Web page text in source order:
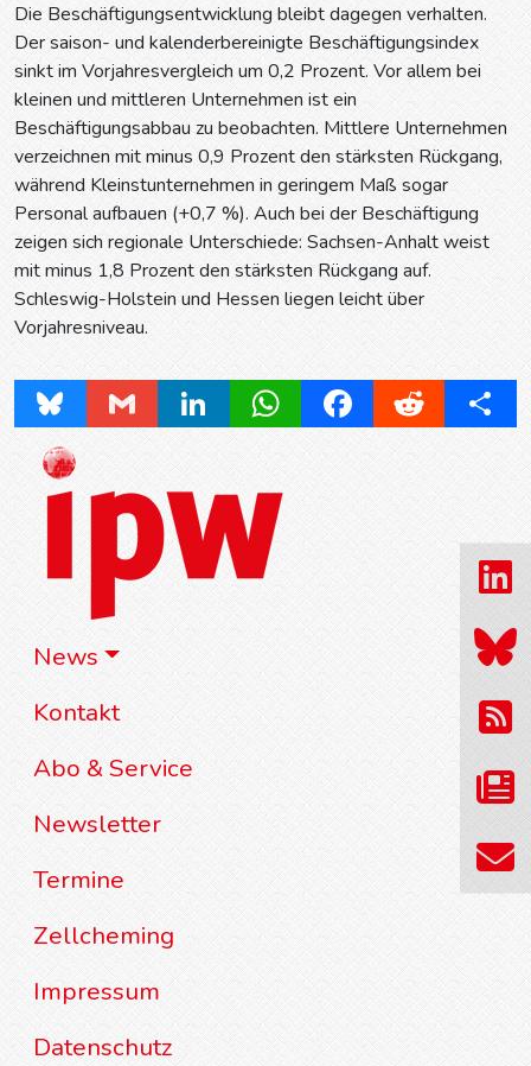
News
Kontakt
Abo & Service
Newsletter
Termine
Zellcheming
Impressum
Datenschutz
Die Beschäftigungsentwicklung bleibt dagegen verhalten.
Der saison- und kalenderbereinigte Beschäftigungsindex
sinkt im Vorjahresvergleich um 0,2 Prozent. Vor allem bei
kleinen und mittleren Unternehmen ist ein
Beschäftigungsabbau zu beobachten. Mittlere Unternehmen
verzeichnen mit minus 0,9 Prozent den stärksten Rückgang,
während Kleinstunternehmen in geringem Maß sogar
Personal aufbauen (+0,7 %). Auch bei der Beschäftigung
zeigen sich regionale Unterschiede: Sachsen-Anhalt weist
mit minus 1,8 Prozent den stärksten Rückgang auf.
Schleswig-Holstein und Hessen liegen leicht über
Vorjahresniveau.
Bluesky Gmail LinkedInWhatsAppFacebookReddit Share